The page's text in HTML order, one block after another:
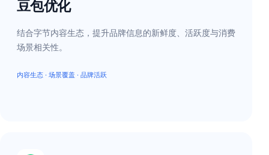
豆包优化
结合字节内容生态，提升品牌信息的新鲜度、活跃度与消费
场景相关性。
内容生态 · 场景覆盖 · 品牌活跃